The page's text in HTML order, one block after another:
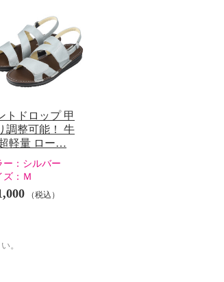
トドロップ 甲
調整可能！ 牛
軽量 ロー…
： シルバー
： Ｍ
（税込）
。